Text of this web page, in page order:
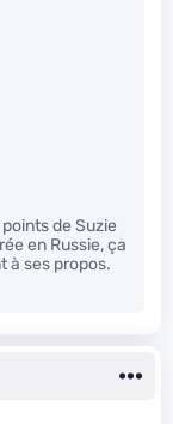
de Suzie
en Russie, ça
à ses propos.